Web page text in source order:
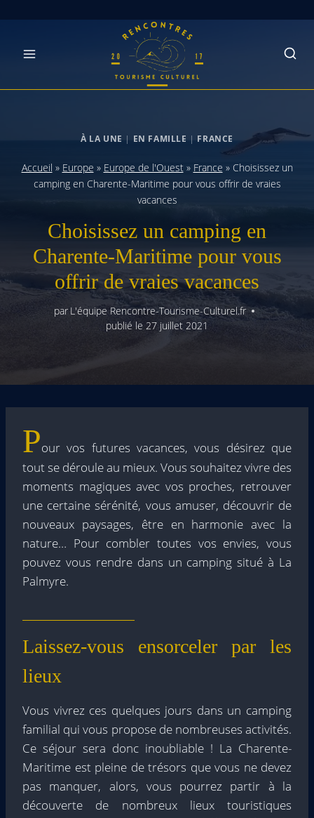
À LA UNE | EN FAMILLE | FRANCE
Accueil » Europe » Europe de l'Ouest» France » Choisissez un
camping en Charente-Maritime pour vous offrir de vraies
vacances
Choisissez un camping en
Charente-Maritime pour vous
offrir de vraies vacances
par L'équipe Rencontre-Tourisme-Culturel.fr
publié le 27 juillet 2021
Pour vos futures vacances, vous désirez que
tout se déroule au mieux. Vous souhaitez vivre des
moments magiques avec vos proches, retrouver
une certaine sérénité, vous amuser, découvrir de
nouveaux paysages, être en harmonie avec la
nature… Pour combler toutes vos envies, vous
pouvez vous rendre dans un camping situé à La
Palmyre.
Laissez-vous ensorceler par les
lieux
Vous vivrez ces quelques jours dans un camping
familial qui vous propose de nombreuses activités.
Ce séjour sera donc inoubliable ! La Charente-
Maritime est pleine de trésors que vous ne devez
pas manquer, alors, vous pourrez partir à la
découverte de nombreux lieux touristiques